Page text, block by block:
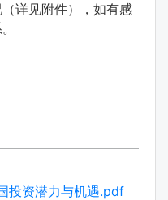
详见附件），如有感
投资潜力与机遇.pdf